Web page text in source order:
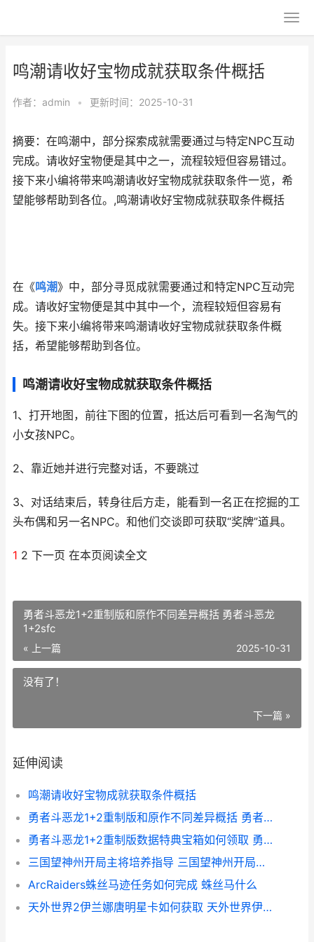
鸣潮请收好宝物成就获取条件概括
作者： admin • 更新时间：2025-10-31
摘要：在鸣潮中，部分探索成就需要通过与特定NPC互动
完成。请收好宝物便是其中之一，流程较短但容易错过。
接下来小编将带来鸣潮请收好宝物成就获取条件一览，希
望能够帮助到各位。,鸣潮请收好宝物成就获取条件概括
在《鸣潮》中，部分寻觅成就需要通过和特定NPC互动完
成。请收好宝物便是其中其中一个，流程较短但容易有
失。接下来小编将带来鸣潮请收好宝物成就获取条件概
括，希望能够帮助到各位。
鸣潮请收好宝物成就获取条件概括
1、打开地图，前往下图的位置，抵达后可看到一名淘气的
小女孩NPC。
2、靠近她并进行完整对话，不要跳过
3、对话结束后，转身往后方走，能看到一名正在挖掘的工
头布偶和另一名NPC。和他们交谈即可获取“奖牌”道具。
1 2 下一页 在本页阅读全文
勇者斗恶龙1+2重制版和原作不同差异概括 勇者斗恶龙
1+2sfc
« 上一篇 2025-10-31
没有了！
下一篇 »
延伸阅读
鸣潮请收好宝物成就获取条件概括
勇者斗恶龙1+2重制版和原作不同差异概括 勇者斗恶龙1+2sfc
勇者斗恶龙1+2重制版数据特典宝箱如何领取 勇者斗恶龙1&2
三国望神州开局主将培养指导 三国望神州开局怎么玩
ArcRaiders蛛丝马迹任务如何完成 蛛丝马什么
天外世界2伊兰娜唐明星卡如何获取 天外世界伊娃查兰特